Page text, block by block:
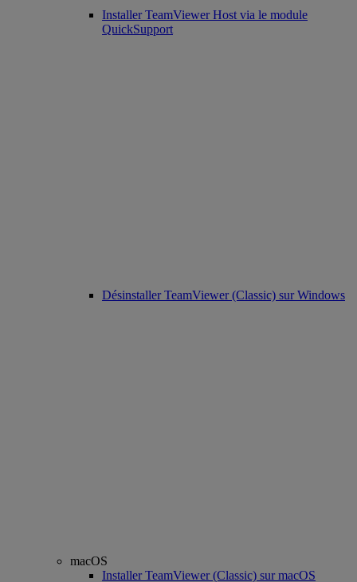
Installer TeamViewer Host via le module
QuickSupport
Désinstaller TeamViewer (Classic) sur Windows
macOS
Installer TeamViewer (Classic) sur macOS